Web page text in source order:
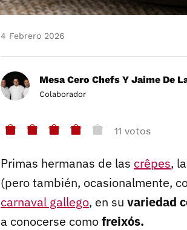
4 Febrero 2026
Mesa Cero Chefs Y Jaime De
Colaborador
11 votos
Primas hermanas de las crêpes,
(pero también, ocasionalmente,
carnaval gallego, en su variedad
a conocerse comofreixós.